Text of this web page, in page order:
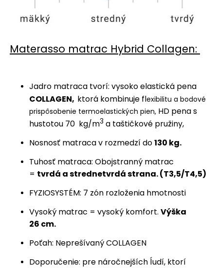
Materasso matrac Hybrid Collagen:
Jadro matraca tvorí: vysoko elastická pena
COLLAGEN, ktorá kombinuje flexibilitu a bodové
prispôsobenie termoelastických pien, HD pena s
hustotou 70 kg/m3 a taštičkové pružiny,
Nosnosť matraca v rozmedzí do130 kg.
Tuhosť matraca: Obojstranný matrac
= tvrdá a strednetvrdá strana. (T3,5/T4,5)
FYZIOSYSTÉM: 7 zón rozloženia hmotnosti
Vysoký matrac = vysoký komfort. Výška
26 cm.
Poťah: Neprešívaný COLLAGEN
Doporučenie: pre náročnejších ĺudí, ktorí